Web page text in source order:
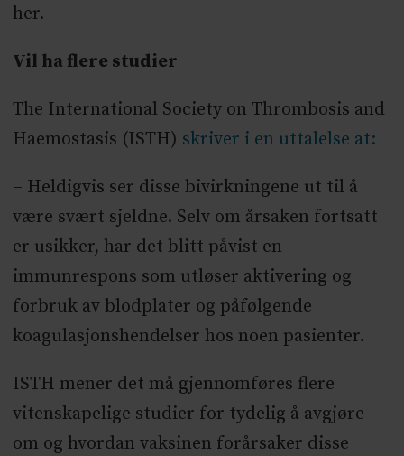
her.
Vil ha flere studier
The International Society on Thrombosis and
Haemostasis (ISTH) skriver i en uttalelse at:
– Heldigvis ser disse bivirkningene ut til å
være svært sjeldne. Selv om årsaken fortsatt
er usikker, har det blitt påvist en
immunrespons som utløser aktivering og
forbruk av blodplater og påfølgende
koagulasjonshendelser hos noen pasienter.
ISTH mener det må gjennomføres flere
vitenskapelige studier for tydelig å avgjøre
om og hvordan vaksinen forårsaker disse